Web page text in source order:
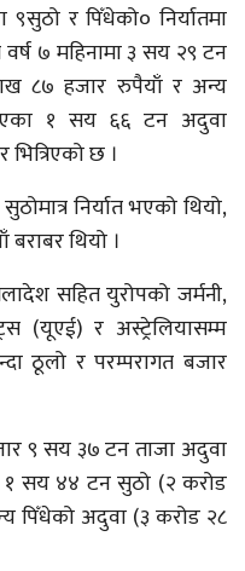
र पिँधेको० निर्यातमा
७ महिनामा ३ सय २९ टन
८७ हजार रुपैयाँ र अन्य
१ सय ६६ टन अदुवा
छ ।
निर्यात भएको थियो,
थियो ।
सहित युरोपको जर्मनी,
(यूएई) र अस्ट्रेलियासम्म
ठूलो र परम्परागत बजार
९ सय ३७ टन ताजा अदुवा
सय ४४ टन सुठो (२ करोड
पिँधेको अदुवा (३ करोड २८